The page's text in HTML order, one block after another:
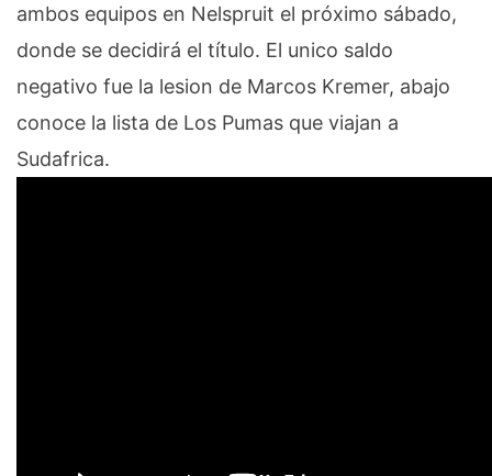
ambos equipos en Nelspruit el próximo sábado,
donde se decidirá el título. El unico saldo
negativo fue la lesion de Marcos Kremer, abajo
conoce la lista de Los Pumas que viajan a
Sudafrica.